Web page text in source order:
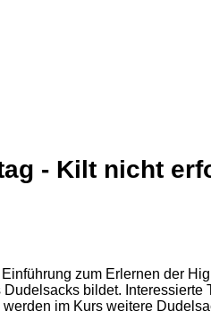
- Kilt nicht
zum Erlernen der
bildet.
im Kurs weitere